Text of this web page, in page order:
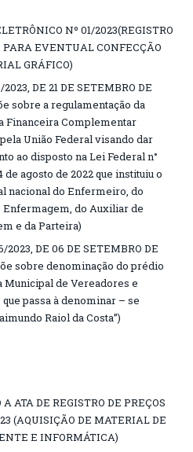
Nº 01/2023(REGISTRO
PARA EVENTUAL CONFECÇÃO
GRÁFICO)
DE 21 DE SETEMBRO DE
sobre a regulamentação da
Financeira Complementar
União Federal visando dar
ao disposto na Lei Federal n°
de agosto de 2022 que instituiu o
nacional do Enfermeiro, do
Enfermagem, do Auxiliar de
e da Parteira)
2023, DE 06 DE SETEMBRO DE
sobre denominação do prédio
Municipal de Vereadores e
que passa à denominar – se
Raiol da Costa”)
ATA DE REGISTRO DE PREÇOS
(AQUISIÇÃO DE MATERIAL DE
E INFORMÁTICA)